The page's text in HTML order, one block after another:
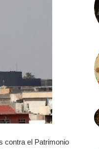
contra el Patrimonio